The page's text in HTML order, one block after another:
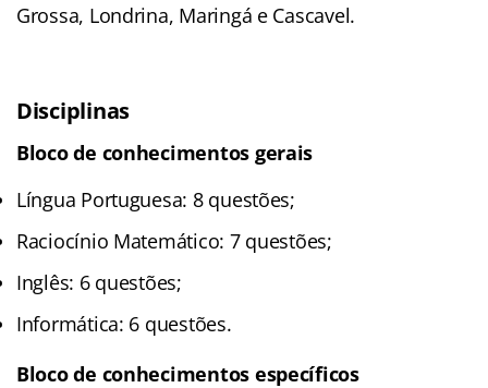
Grossa, Londrina, Maringá e Cascavel.
Disciplinas
Bloco de conhecimentos gerais
Língua Portuguesa: 8 questões;
Raciocínio Matemático: 7 questões;
Inglês: 6 questões;
Informática: 6 questões.
Bloco de conhecimentos específicos